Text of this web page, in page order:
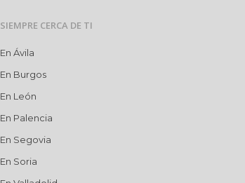
SIEMPRE CERCA DE TI
En Ávila
En Burgos
En León
En Palencia
En Segovia
En Soria